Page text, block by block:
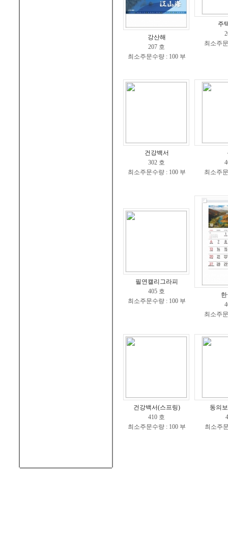
강산해
207 호
최소주문수량 : 100 부
주
최소주
건강백서
302 호
최소주문수량 : 100 부
최소주
필연캘리그라피
405 호
최소주문수량 : 100 부
최소주
건강백서(스프링)
410 호
최소주문수량 : 100 부
동의
최소주